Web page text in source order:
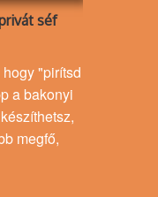
séf
"pirítsd
a bakonyi
megfő,